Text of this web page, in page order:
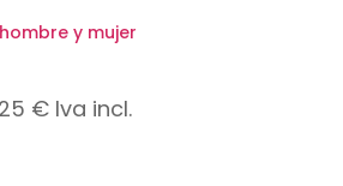
€Rango
Iva incl.